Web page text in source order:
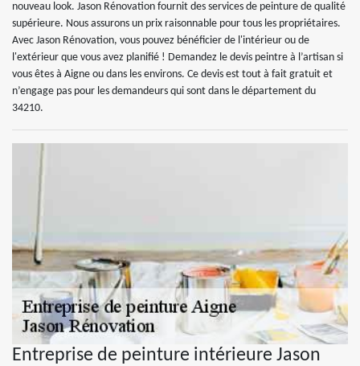
nouveau look. Jason Rénovation fournit des services de peinture de qualité
supérieure. Nous assurons un prix raisonnable pour tous les propriétaires.
Avec Jason Rénovation, vous pouvez bénéficier de l'intérieur ou de
l'extérieur que vous avez planifié ! Demandez le devis peintre à l’artisan si
vous êtes à Aigne ou dans les environs. Ce devis est tout à fait gratuit et
n’engage pas pour les demandeurs qui sont dans le département du
34210.
Entreprise de peinture intérieure Jason